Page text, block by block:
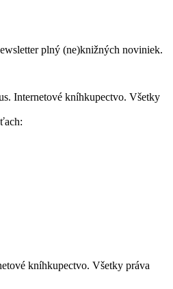
plný (ne)knižných noviniek.
Internetové kníhkupectvo. Všetky
kníhkupectvo. Všetky práva